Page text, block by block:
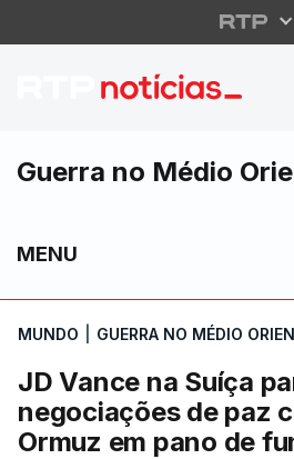
JD Vance
Guerra no Médio
MENU
MUNDO GUERRA NO MÉDIO
JD Vance na Suíça
negociações de paz
Ormuz em pano de